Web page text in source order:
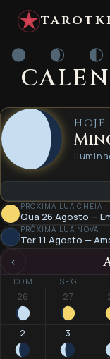
TAROTKI
🌑 🌒
HOJE
PRÓXIMA LUA CHEIA
Qua 26 Agosto —
PRÓXIMA LUA NOVA
Ter 11 Agosto —
‹
DOM SEG
26 27
2 3